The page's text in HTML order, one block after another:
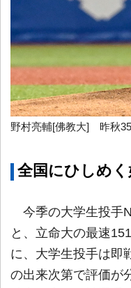
野村亮輔[佛教大] 昨秋
全国にひしめ
今季の大学生投手
と、立命大の最速
に、大学生投手は即
の出来次第で評価が